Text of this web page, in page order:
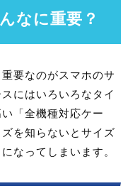
なに重要？
要なのがスマホのサ
にはいろいろなタイ
「全機種対応ケー
を知らないとサイズ
なってしまいます。